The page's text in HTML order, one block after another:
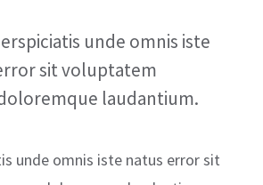
unde omnis iste
sit voluptatem
laudantium.
unde omnis iste natus error sit